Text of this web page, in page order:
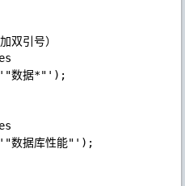
'"数据*"' ) ;
'"数据库性能"' ) ;